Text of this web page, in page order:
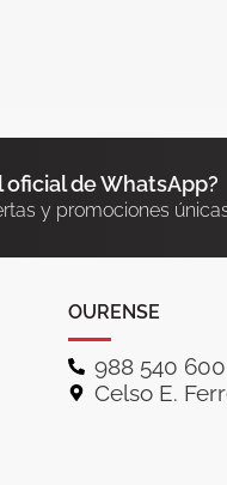
de WhatsApp?
y promociones
OURENSE
988 540 600
Celso E.